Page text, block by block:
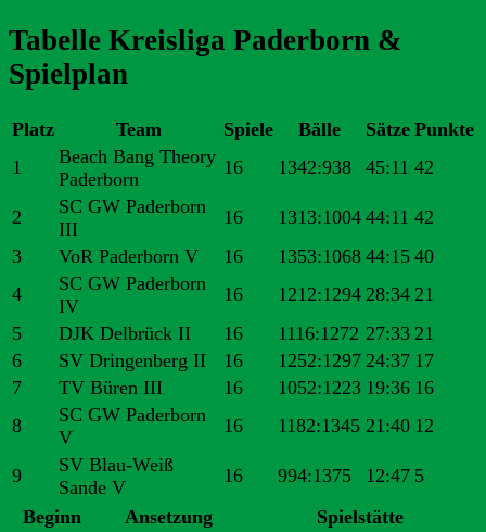
Tabelle Kreisliga Paderborn &
Spielplan
Platz Team Spiele Bälle Sätze Punkte
1
Beach Bang Theory
Paderborn
16 1342:938 45:11 42
2
SC GW Paderborn
III
16 1313:1004 44:11 42
3
VoR Paderborn V 16 1353:1068 44:15 40
4
SC GW Paderborn
IV
16 1212:1294 28:34 21
5
DJK Delbrück II 16 1116:1272 27:33 21
6
SV Dringenberg II 16 1252:1297 24:37 17
7
TV Büren III 16 1052:1223 19:36 16
8
SC GW Paderborn
V
16 1182:1345 21:40 12
9
SV Blau-Weiß
Sande V
16 994:1375 12:47 5
Beginn
Ansetzung
Spielstätte